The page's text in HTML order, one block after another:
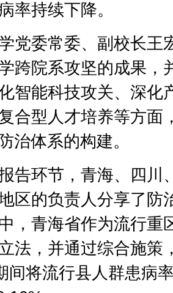
率持续下降。
委常委、副校长王
跨院系攻坚的成果，
智能科技攻关、深化
合型人才培养等方面
治体系的构建。
环节，青海、四川
区的负责人分享了防
，青海省作为流行重
法，并通过综合施策
间将流行县人群患病